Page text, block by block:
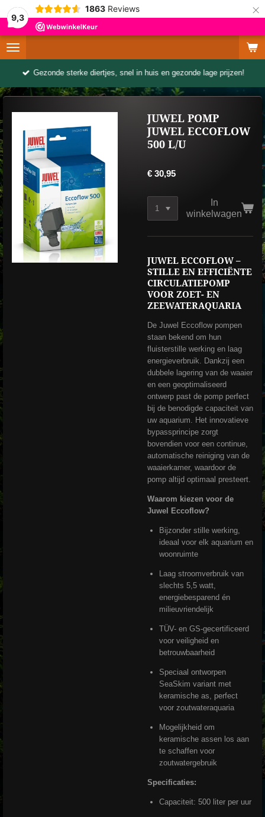
9,3
1863 Reviews ×
Gezonde sterke diertjes, snel in huis en gezonde lage prijzen!
JUWEL POMP
JUWEL ECCOFLOW
500 L/U
€ 30,95
In
winkelwagen
JUWEL ECCOFLOW –
STILLE EN EFFICIËNTE
CIRCULATIEPOMP
VOOR ZOET- EN
ZEEWATERAQUARIA
De Juwel Eccoflow pompen
staan bekend om hun
fluisterstille werking en laag
energieverbruik. Dankzij een
dubbele lagering van de waaier
en een geoptimaliseerd
ontwerp past de pomp perfect
bij de benodigde capaciteit van
uw aquarium. Het innovatieve
bypassprincipe zorgt
bovendien voor een continue,
automatische reiniging van de
waaierkamer, waardoor de
pomp altijd optimaal presteert.
Waarom kiezen voor de
Juwel Eccoflow?
Bijzonder stille werking,
ideaal voor elk aquarium en
woonruimte
Laag stroomverbruik van
slechts 5,5 watt,
energiebesparend én
milieuvriendelijk
TÜV- en GS-gecertificeerd
voor veiligheid en
betrouwbaarheid
Speciaal ontworpen
SeaSkim variant met
keramische as, perfect
voor zoutwateraquaria
Mogelijkheid om
keramische assen los aan
te schaffen voor
zoutwatergebruik
Specificaties:
Capaciteit: 500 liter per uur